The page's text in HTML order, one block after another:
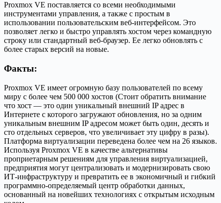
Proxmox VE поставляется со всеми необходимыми
инструментами управления, а также с простым в
использовании пользовательским веб-интерфейсом. Это
позволяет легко и быстро управлять хостом через командную
строку или стандартный веб-браузер. Ее легко обновлять с
более старых версий на новые.
Факты:
Proxmox VE имеет огромную базу пользователей по всему
миру с более чем 500 000 хостов (Стоит обратить внимание
что хост — это один уникальный внешний IP адрес в
Интернете с которого загружают обновления, но за одним
уникальным внешним IP адресом может быть один, десять и
сто отдельных серверов, что увеличивает эту цифру в разы).
Платформа виртуализации переведена более чем на 26 языков.
Используя Proxmox VE в качестве альтернативы
проприетарным решениям для управления виртуализацией,
предприятия могут централизовать и модернизировать свою
ИТ-инфраструктуру и превратить ее в экономичный и гибкий
программно-определяемый центр обработки данных,
основанный на новейших технологиях с открытым исходным